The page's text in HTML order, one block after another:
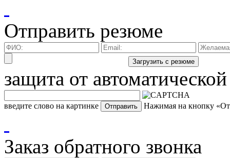
Отправить резюме
защита от
введите слово на картинке Нажимая на кнопку
Заказ обратного звонка